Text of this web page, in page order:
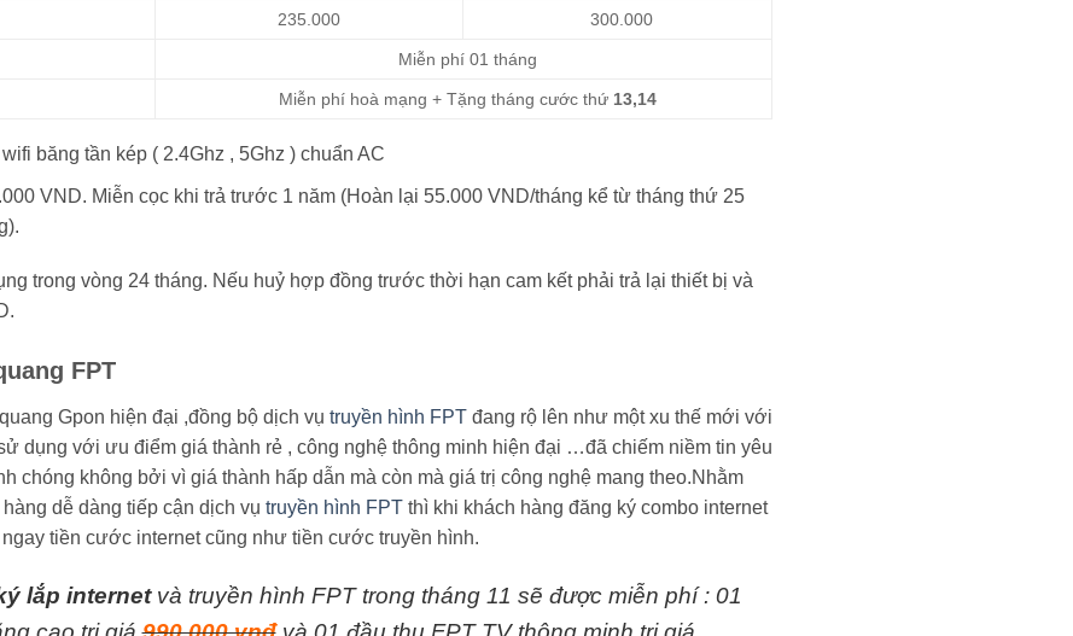
235.000 300.000
Miễn phí 01 tháng
Miễn phí hoà mạng + Tặng tháng cước thứ 13,14
băng tần kép ( 2.4Ghz , 5Ghz ) chuẩn AC
VND. Miễn cọc khi trả trước 1 năm (Hoàn lại 55.000 VND/tháng kể từ tháng thứ 25
trong vòng 24 tháng. Nếu huỷ hợp đồng trước thời hạn cam kết phải trả lại thiết bị và
FPT
Gpon hiện đại ,đồng bộ dịch vụ truyền hình FPTđang rộ lên như một xu thế mới với
dụng với ưu điểm giá thành rẻ , công nghệ thông minh hiện đại …đã chiếm niềm tin yêu
chóng không bởi vì giá thành hấp dẫn mà còn mà giá trị công nghệ mang theo.Nhằm
dễ dàng tiếp cận dịch vụ truyền hình FPTthì khi khách hàng đăng ký combo internet
tiền cước internet cũng như tiền cước truyền hình.
lắp internetvà truyền hình FPT trong tháng 11 sẽ được miễn phí : 01